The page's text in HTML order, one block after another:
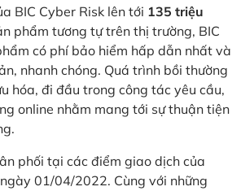
BIC Cyber Risk lên tới 135 triệu
phẩm tương tự trên thị trường, BIC
có phí bảo hiểm hấp dẫn nhất và
nhanh chóng. Quá trình bồi thường
hóa, đi đầu trong công tác yêu cầu,
online nhằm mang tới sự thuận tiện
phối tại các điểm giao dịch của
01/04/2022. Cùng với những